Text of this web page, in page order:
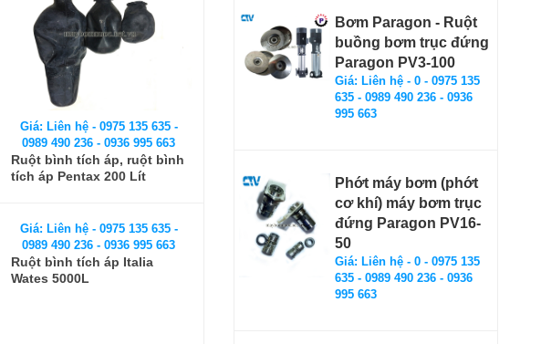
Giá: Liên hệ - 0975 135 635 -
0989 490 236 - 0936 995 663
Ruột bình tích áp, ruột bình
tích áp Pentax 200 Lít
Bơm Paragon - Ruột
buồng bơm trục đứng
Paragon PV3-100
Giá: Liên hệ - 0 - 0975 135
635 - 0989 490 236 - 0936
995 663
Phớt máy bơm (phớt
cơ khí) máy bơm trục
đứng Paragon PV16-
50
Giá: Liên hệ - 0 - 0975 135
635 - 0989 490 236 - 0936
995 663